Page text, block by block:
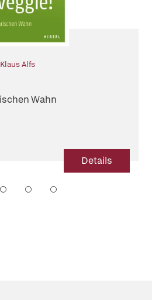
Klaus Alfs
Wahn
Details